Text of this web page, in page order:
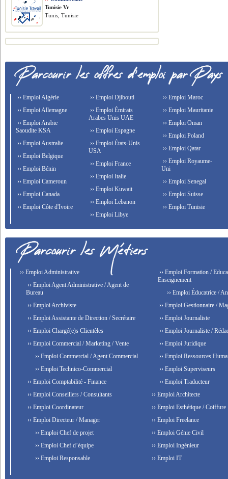
Tunisie Vr
Tunis, Tunisie
›› Emploi Algérie
›› Emploi Allemagne
›› Emploi Arabie
Saoudite KSA
›› Emploi Australie
›› Emploi Belgique
›› Emploi Bénin
›› Emploi Cameroun
›› Emploi Canada
›› Emploi Côte d'Ivoire
›› Emploi Djibouti
›› Emploi Émirats
Arabes Unis UAE
›› Emploi Espagne
›› Emploi États-Unis
USA
›› Emploi France
›› Emploi Italie
›› Emploi Kuwait
›› Emploi Lebanon
›› Emploi Libye
›› Emploi Maroc
›› Emploi Mauritanie
›› Emploi Oman
›› Emploi Poland
›› Emploi Qatar
›› Emploi Royaume-
Uni
›› Emploi Senegal
›› Emploi Suisse
›› Emploi Tunisie
›› Emploi Administrative
›› Emploi Agent Administrative / Agent de
Bureau
›› Emploi Archiviste
›› Emploi Assistante de Direction / Secrétaire
›› Emploi Chargé(e)s Clientèles
›› Emploi Commercial / Marketing / Vente
›› Emploi Commercial / Agent Commercial
›› Emploi Technico-Commercial
›› Emploi Comptabilité - Finance
›› Emploi Conseillers / Consultants
›› Emploi Coordinateur
›› Emploi Directeur / Manager
›› Emploi Chef de projet
›› Emploi Chef d’équipe
›› Emploi Responsable
›› Emploi Formation /
Enseignement
›› Emploi Éducatrice /
›› Emploi Gestionnaire /
›› Emploi Journaliste
›› Emploi Journaliste /
›› Emploi Juridique
›› Emploi Ressources
›› Emploi Superviseurs
›› Emploi Traducteur
›› Emploi Architecte
›› Emploi Esthétique / Coiffure
›› Emploi Freelance
›› Emploi Génie Civil
›› Emploi Ingénieur
›› Emploi IT